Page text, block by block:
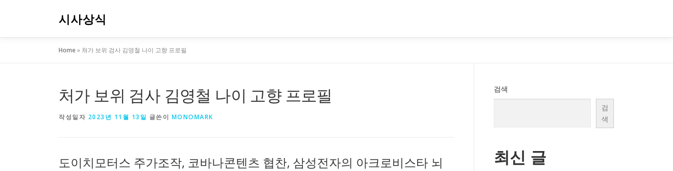
로
시사상식
Home» 처가 보위 검사 김영철 나이 고향 프로필
처가 보위 검사 김영철 나이 고향 프로필
작성일자 2023년 11월 13일 글쓴이 MONOMARK
도이치모터스 주가조작, 코바나콘텐츠 협찬, 삼성전자의 아크로비스타 뇌
검색
검
색
최신 글